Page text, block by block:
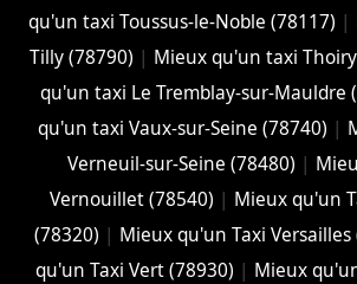
qu'un taxi Toussus-le-Noble (78117) |
Tilly (78790) | Mieux qu'un taxi
qu'un taxi Le Tremblay-sur-Mauldre
qu'un taxi Vaux-sur-Seine (78740) |
Verneuil-sur-Seine (78480) |
Vernouillet (78540) | Mieux qu'un
(78320) | Mieux qu'un Taxi Versailles
qu'un Taxi Vert (78930) | Mieux